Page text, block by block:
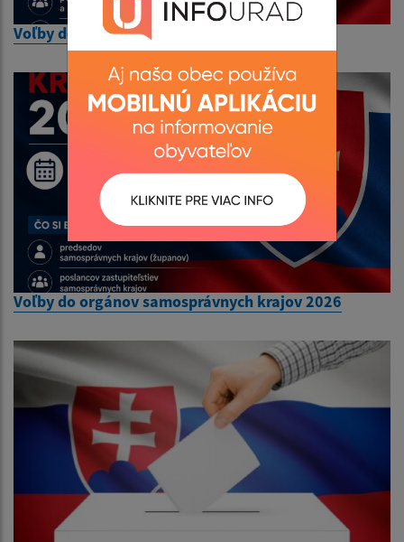
Voľby do orgánov samosprávy obcí 2026
Voľby do orgánov samosprávnych krajov 2026